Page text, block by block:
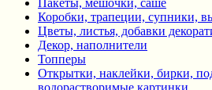
Коробки, трапеции, супники,
Цветы, листья, добавки
Декор, наполнители
Топперы
Открытки, наклейки, бирки,
водорастворимые картинки